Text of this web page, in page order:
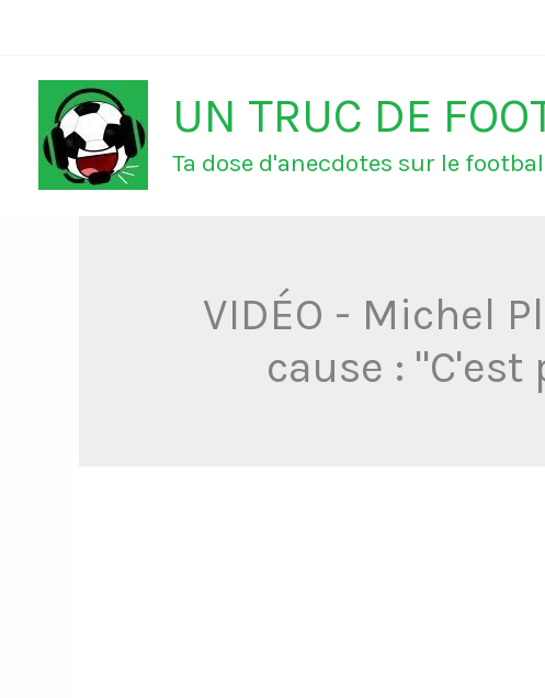
contenu
UN TRUC DE
Ta dose d'anecdotes sur le
VIDÉO - Michel
cause :